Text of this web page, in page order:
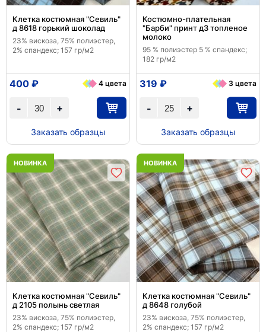
Клетка костюмная "Севиль"
д 8618 горький шоколад
23% вискоза, 75% полиэстер,
2% спандекс; 157 гр/м2
+
-
400 ₽ 4 цвета
Заказать образцы
Костюмно-плательная
"Барби" принт д3 топленое
молоко
95 % полиэстер 5 % спандекс;
182 гр/м2
+
-
319 ₽ 3 цвета
Заказать образцы
НОВИНКА
Клетка костюмная "Севиль"
д 2105 полынь светлая
23% вискоза, 75% полиэстер,
2% спандекс; 157 гр/м2
НОВИНКА
Клетка костюмная "Севиль"
д 8648 голубой
23% вискоза, 75% полиэстер,
2% спандекс; 157 гр/м2